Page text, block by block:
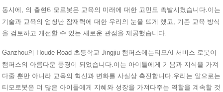
동시에, 의 출현 티모로봇은 교육의 미래에 대한 고민도 촉발시켰습니다.이는
기술과 교육의 엄청난 잠재력에 대한 우리의 눈을 뜨게 했고, 기존 교육 방식
을 검토하고 개선할 수 있는 새로운 관점을 제공했습니다.
Ganzhou의 Houde Road 초등학교 Jingjiu 캠퍼스에는티모AI 서비스 로봇이
캠퍼스의 아름다운 풍경이 되었습니다.이는 아이들에게 기쁨과 지식을 가져
다줄 뿐만 아니라 교육의 혁신과 변화를 사실상 촉진합니다.우리는 앞으로는
티모로봇은 더 많은 아이들에게 지혜와 성장을 가져다주는 역할을 계속할 것